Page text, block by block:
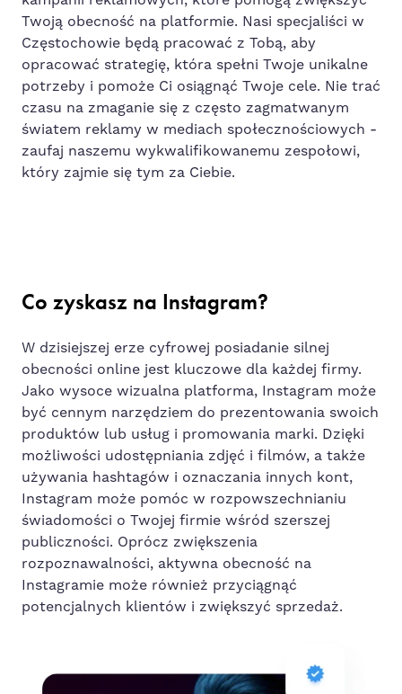
Twoją obecność na platformie. Nasi specjaliści w
Częstochowie będą pracować z Tobą, aby
opracować strategię, która spełni Twoje unikalne
potrzeby i pomoże Ci osiągnąć Twoje cele. Nie trać
czasu na zmaganie się z często zagmatwanym
światem reklamy w mediach społecznościowych -
zaufaj naszemu wykwalifikowanemu zespołowi,
który zajmie się tym za Ciebie.
Co zyskasz na Instagram?
W dzisiejszej erze cyfrowej posiadanie silnej
obecności online jest kluczowe dla każdej firmy.
Jako wysoce wizualna platforma, Instagram może
być cennym narzędziem do prezentowania swoich
produktów lub usług i promowania marki. Dzięki
możliwości udostępniania zdjęć i filmów, a także
używania hashtagów i oznaczania innych kont,
Instagram może pomóc w rozpowszechnianiu
świadomości o Twojej firmie wśród szerszej
publiczności. Oprócz zwiększenia
rozpoznawalności, aktywna obecność na
Instagramie może również przyciągnąć
potencjalnych klientów i zwiększyć sprzedaż.